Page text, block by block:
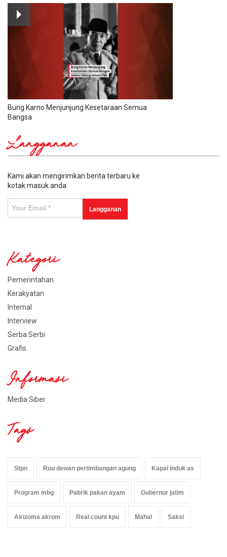
Bung Karno Menjunjung Kesetaraan Semua
Bangsa
Langganan
Kami akan mengirimkan berita terbaru ke
kotak masuk anda
Kategori
Pemerintahan
Kerakyatan
Internal
Interview
Serba Serbi
Grafis
Informasi
Media Siber
Tags
Stpn Ruu dewan pertimbangan agung Kapal induk as
Program mbg Pabrik pakan ayam Gubernur jatim
Alrizoma akrom Real count kpu Mahal Saksi